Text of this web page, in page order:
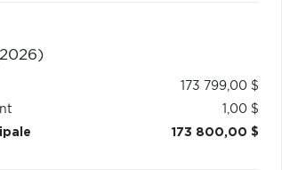
173 799,00 $
1,00 $
173 800,00 $